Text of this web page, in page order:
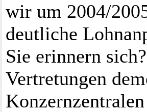
wir um 2004/
deutliche
Sie erinnern
Vertretungen